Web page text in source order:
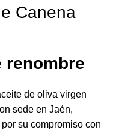
Canena
renombre
de oliva virgen
sede en Jaén,
su compromiso con